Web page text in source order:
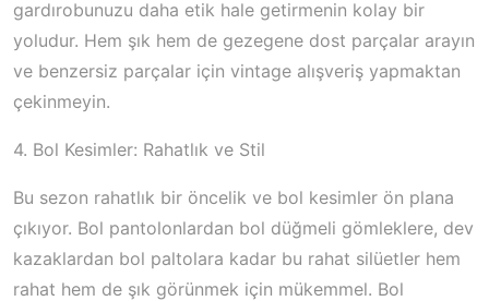
gardırobunuzu daha etik hale getirmenin kolay bir
yoludur. Hem şık hem de gezegene dost parçalar arayın
ve benzersiz parçalar için vintage alışveriş yapmaktan
çekinmeyin.
4. Bol Kesimler: Rahatlık ve Stil
Bu sezon rahatlık bir öncelik ve bol kesimler ön plana
çıkıyor. Bol pantolonlardan bol düğmeli gömleklere, dev
kazaklardan bol paltolara kadar bu rahat silüetler hem
rahat hem de şık görünmek için mükemmel. Bol